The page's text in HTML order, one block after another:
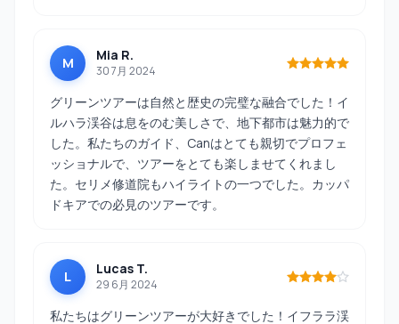
M Mia R.
30 7月 2024
グリーンツアーは自然と歴史の完璧な融合でした！イ
ルハラ渓谷は息をのむ美しさで、地下都市は魅力的で
した。私たちのガイド、Canはとても親切でプロフェ
ッショナルで、ツアーをとても楽しませてくれまし
た。セリメ修道院もハイライトの一つでした。カッパ
ドキアでの必見のツアーです。
L Lucas T.
29 6月 2024
私たちはグリーンツアーが大好きでした！イフララ渓